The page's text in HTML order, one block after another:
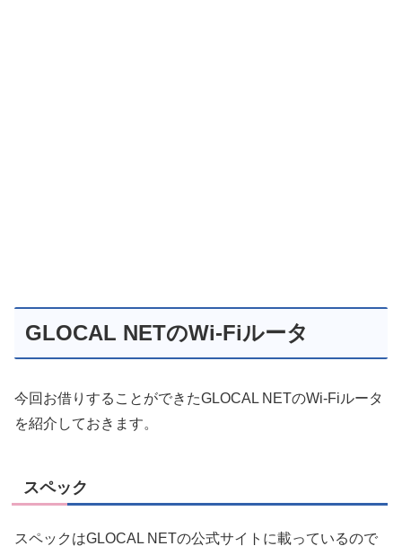
GLOCAL NETのWi-Fiルータ
今回お借りすることができたGLOCAL NETのWi-Fiルータ
を紹介しておきます。
スペック
スペックはGLOCAL NETの公式サイトに載っているので